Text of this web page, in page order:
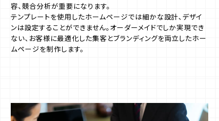
容、競合分析が重要になります。
テンプレートを使用したホームページでは細かな設計、デザイ
ンは設定することができません。オーダーメイドでしか実現でき
ない、お客様に最適化した集客とブランディングを両立したホー
ムページを制作します。